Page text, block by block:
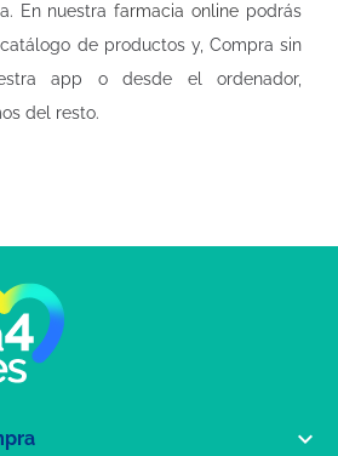
En nuestrafarmacia online podrás
de productos y, Compra sin
app o desde el ordenador,
del resto.
